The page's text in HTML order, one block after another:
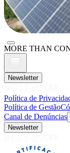
MORE THAN
Newsletter
Política de
Política de Gestão
Canal de Denúncias
Newsletter